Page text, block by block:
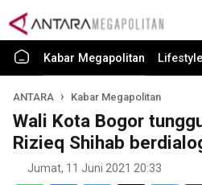
Kabar Megapolitan Lifestyle
ANTARA Kabar Megapolitan
Wali Kota Bogor
Rizieq Shihab
Jumat, 11 Juni 2021 20:33